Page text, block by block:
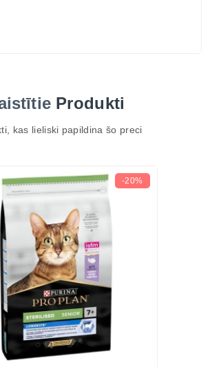
antioksidantiem un LONGEVIS
Samazināts kaloriju daudzums
veselīgu ķermeņa svaru pēc
un kvalitatīvs olbaltumvielu avots
uzturēšanai un pievilcīgai garšai
Palīdz uzturēt optimālu urīna pH
urīnceļu saslimšanas risku
atbalsts: Omega-3 un Omega-
arī E vitamīns veicina veselīgu ādu
Produkti
kas lieliski papildina šo preci
-20%